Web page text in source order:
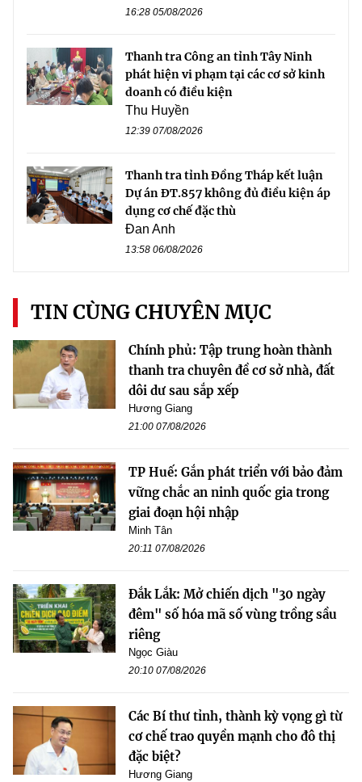
16:28 05/08/2026
Thanh tra Công an tỉnh Tây Ninh
phát hiện vi phạm tại các cơ sở kinh
doanh có điều kiện
Thu Huyền
12:39 07/08/2026
Thanh tra tỉnh Đồng Tháp kết luận
Dự án ĐT.857 không đủ điều kiện áp
dụng cơ chế đặc thù
Đan Anh
13:58 06/08/2026
TIN CÙNG CHUYÊN MỤC
Chính phủ: Tập trung hoàn thành
thanh tra chuyên đề cơ sở nhà, đất
dôi dư sau sắp xếp
Hương Giang
21:00 07/08/2026
TP Huế: Gắn phát triển với bảo đảm
vững chắc an ninh quốc gia trong
giai đoạn hội nhập
Minh Tân
20:11 07/08/2026
Đắk Lắk: Mở chiến dịch "30 ngày
đêm" số hóa mã số vùng trồng sầu
riêng
Ngọc Giàu
20:10 07/08/2026
Các Bí thư tỉnh, thành kỳ vọng gì từ
cơ chế trao quyền mạnh cho đô thị
đặc biệt?
Hương Giang